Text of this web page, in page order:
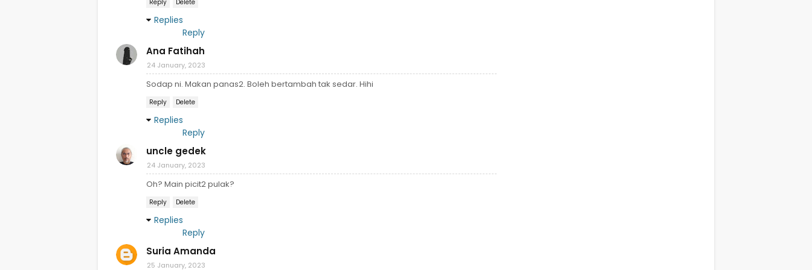
Reply Delete
Replies
Reply
Ana Fatihah
24 January, 2023
Sodap ni. Makan panas2. Boleh bertambah tak sedar. Hihi
Reply Delete
Replies
Reply
uncle gedek
24 January, 2023
Oh? Main picit2 pulak?
Reply Delete
Replies
Reply
Suria Amanda
25 January, 2023